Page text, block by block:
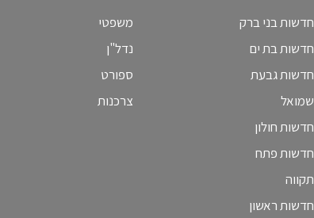
חדשות בני ברק
חדשות בת ים
חדשות גבעת
שמואל
חדשות חולון
חדשות פתח
תקווה
חדשות ראשון
משפטי
נדל"ן
ספורט
צרכנות